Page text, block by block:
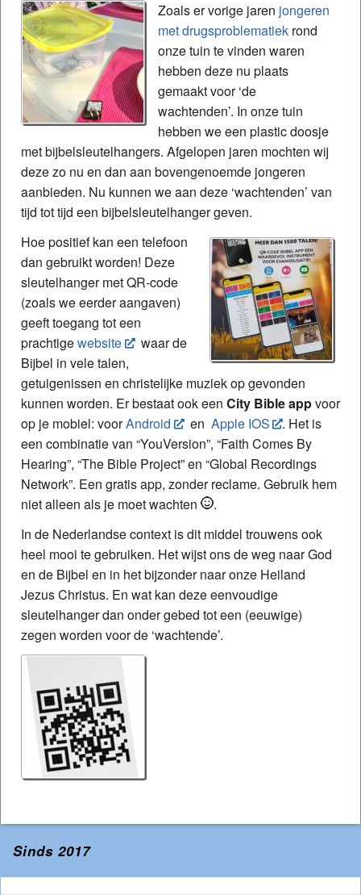
Zoals er vorige jaren jongeren
met drugsproblematiek rond
onze tuin te vinden waren
hebben deze nu plaats
gemaakt voor ‘de
wachtenden’. In onze tuin
hebben we een plastic doosje
met bijbelsleutelhangers. Afgelopen jaren mochten wij
deze zo nu en dan aan bovengenoemde jongeren
aanbieden. Nu kunnen we aan deze ‘wachtenden’ van
tijd tot tijd een bijbelsleutelhanger geven.
Hoe positief kan een telefoon
dan gebruikt worden! Deze
sleutelhanger met QR-code
(zoals we eerder aangaven)
geeft toegang tot een
prachtigewebsite
waar de
Bijbel in vele talen,
getuigenissen en christelijke muziek op gevonden
kunnen worden. Er bestaat ook een City Bible appvoor
op je mobiel: voorAndroid en Apple IOS
. Het is
een combinatie van “YouVersion”, “Faith Comes By
Hearing”, “The Bible Project” en “Global Recordings
Network”. Een gratis app, zonder reclame. Gebruik hem
niet alleen als je moet wachten
.
In de Nederlandse context is dit middel trouwens ook
heel mooi te gebruiken. Het wijst ons de weg naar God
en de Bijbel en in het bijzonder naar onze Heiland
Jezus Christus. En wat kan deze eenvoudige
sleutelhanger dan onder gebed tot een (eeuwige)
zegen worden voor de ‘wachtende’.
Sinds 2017